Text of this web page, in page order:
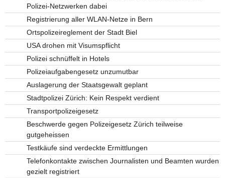
Polizei-Netzwerken dabei
Registrierung aller WLAN-Netze in Bern
Ortspolizeireglement der Stadt Biel
USA drohen mit Visumspflicht
Polizei schnüffelt in Hotels
Polizeiaufgabengesetz unzumutbar
Auslagerung der Staatsgewalt geplant
Stadtpolizei Zürich: Kein Respekt verdient
Transportpolizeigesetz
Beschwerde gegen Polizeigesetz Zürich teilweise
gutgeheissen
Testkäufe sind verdeckte Ermittlungen
Telefonkontakte zwischen Journalisten und Beamten wurden
gezielt registriert